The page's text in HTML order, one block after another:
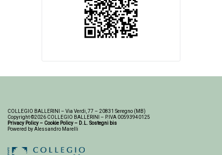
COLLEGIO BALLERINI – Via Verdi, 77 – 20831 Seregno (MB)
Copyright ©2026 COLLEGIO BALLERINI – P.IVA 00593940125
Privacy Policy– Cookie Policy– D.L. Sostegni bis
Powered by Alessandro Marelli